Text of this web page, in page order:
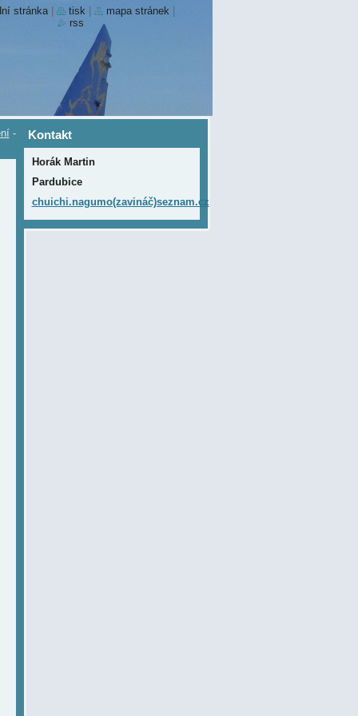
-
Kontakt
Horák Martin
Pardubice
chuichi.nagumo(zavináč)seznam.cz
stránka tisk mapa stránek
rss